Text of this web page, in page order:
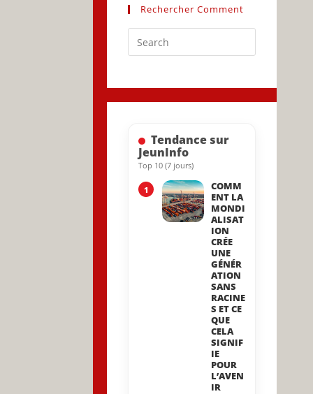
Rechercher Comment
Escape
close
the
Tendance sur
JeunInfo
Top 10 (7 jours)
1
COMM
ENT LA
MONDI
ALISAT
ION
CRÉE
UNE
GÉNÉR
ATION
SANS
RACINE
S ET CE
QUE
CELA
SIGNIF
IE
POUR
L’AVEN
IR